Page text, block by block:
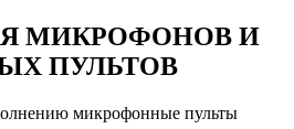
МИКРОФОНОВ И
ПУЛЬТОВ
микрофонные пульты